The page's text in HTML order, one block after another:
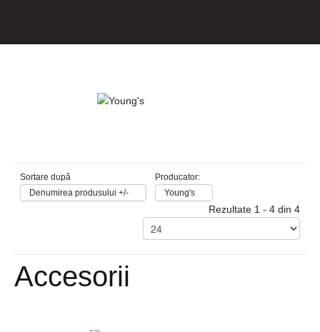
Sortare după
Denumirea produsului +/-
Producator:
Young's
Rezultate 1 - 4 din 4
Accesorii